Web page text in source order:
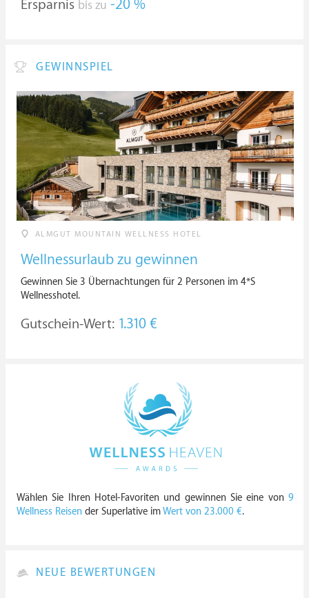
Ersparnis bis zu -20 %
GEWINNSPIEL
ALMGUT MOUNTAIN WELLNESS HOTEL
Wellnessurlaub zu gewinnen
Gewinnen Sie 3 Übernachtungen für 2 Personen im 4*S
Wellnesshotel.
Gutschein-Wert: 1.310 €
Wählen Sie Ihren Hotel-Favoriten und gewinnen Sie eine von 9
Wellness Reisen der Superlative imWert von 23.000 €.
NEUE BEWERTUNGEN